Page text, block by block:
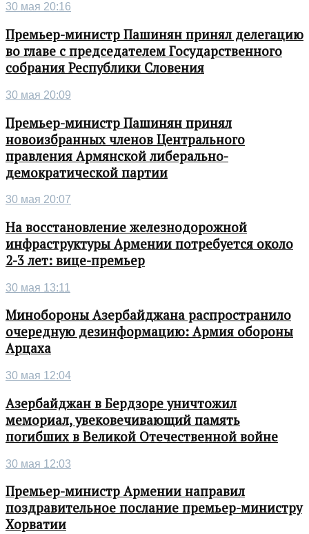
30 мая 20:16
Премьер-министр Пашинян принял делегацию
во главе с председателем Государственного
собрания Республики Словения
30 мая 20:09
Премьер-министр Пашинян принял
новоизбранных членов Центрального
правления Армянской либерально-
демократической партии
30 мая 20:07
На восстановление железнодорожной
инфраструктуры Армении потребуется около
2-3 лет: вице-премьер
30 мая 13:11
Минобороны Азербайджана распространило
очередную дезинформацию: Армия обороны
Арцаха
30 мая 12:04
Азербайджан в Бердзоре уничтожил
мемориал, увековечивающий память
погибших в Великой Отечественной войне
30 мая 12:03
Премьер-министр Армении направил
поздравительное послание премьер-министру
Хорватии